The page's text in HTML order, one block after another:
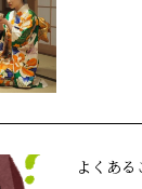
よくあ